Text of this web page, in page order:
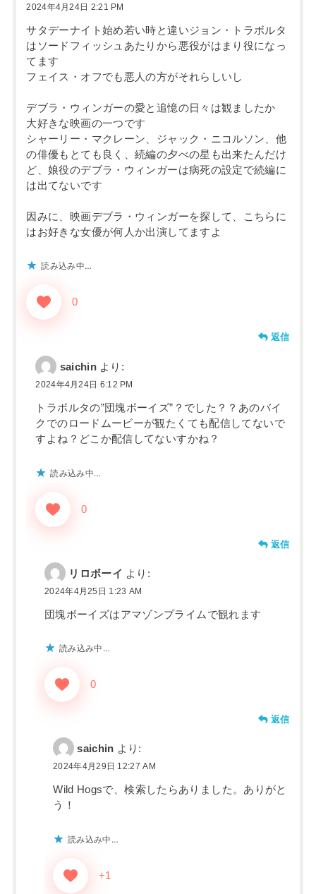
2024年4月24日 2:21 PM
サタデーナイト始め若い時と違いジョン・トラボルタ
はソードフィッシュあたりから悪役がはまり役になっ
てます
フェイス・オフでも悪人の方がそれらしいし
デブラ・ウィンガーの愛と追憶の日々は観ましたか
大好きな映画の一つです
シャーリー・マクレーン、ジャック・ニコルソン、他
の俳優もとても良く、続編の夕べの星も出来たんだけ
ど、娘役のデブラ・ウィンガーは病死の設定で続編に
は出てないです
因みに、映画デブラ・ウィンガーを探して、こちらに
はお好きな女優が何人か出演してますよ
読み込み中…
0
返信
saichin より:
2024年4月24日 6:12 PM
トラボルタの”団塊ボーイズ”？でした？？あのバイ
クでのロードムービーが観たくても配信してないで
すよね？どこか配信してないすかね？
読み込み中…
0
返信
リロボーイ より:
2024年4月25日 1:23 AM
団塊ボーイズはアマゾンプライムで観れます
読み込み中…
0
返信
saichin より:
2024年4月29日 12:27 AM
Wild Hogsで、検索したらありました。ありがと
う！
読み込み中…
+1